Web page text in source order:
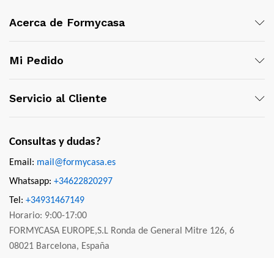
Acerca de Formycasa
Mi Pedido
Servicio al Cliente
Consultas y dudas?
Email: mail@formycasa.es
Whatsapp: +34622820297
Tel: +34931467149
Horario: 9:00-17:00
FORMYCASA EUROPE,S.L Ronda de General Mitre 126, 6
08021 Barcelona, España